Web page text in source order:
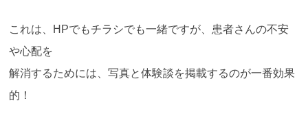
これは、HPでもチラシでも一緒ですが、患者さんの不安
や心配を
解消するためには、写真と体験談を掲載するのが一番効果
的！